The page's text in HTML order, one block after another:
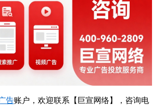
告账户，欢迎联系【巨宣网络】，咨询电